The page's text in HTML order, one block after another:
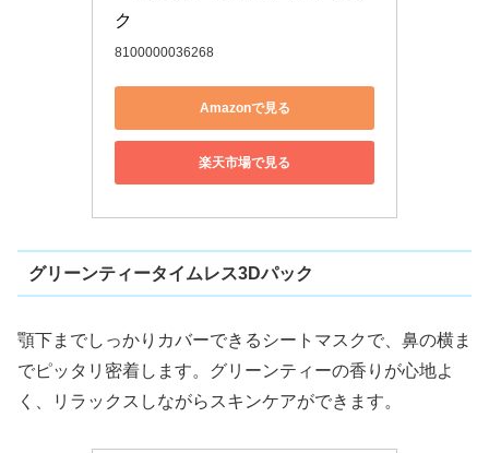
ク
8100000036268
Amazonで見る
楽天市場で見る
グリーンティータイムレス3Dパック
顎下までしっかりカバーできるシートマスクで、鼻の横ま
でピッタリ密着します。グリーンティーの香りが心地よ
く、リラックスしながらスキンケアができます。